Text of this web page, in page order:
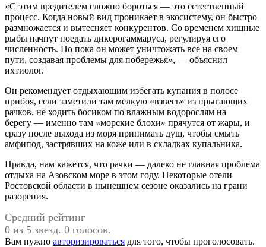
«С этим вредителем сложно бороться — это естественный
процесс. Когда новый вид проникает в экосистему, он быстро
размножается и вытесняет конкурентов. Со временем хищные
рыбы начнут поедать дикерогаммаруса, регулируя его
численность. Но пока он может уничтожать все на своем
пути, создавая проблемы для побережья», — объяснил
ихтиолог.
Он рекомендует отдыхающим избегать купания в полосе
прибоя, если заметили там мелкую «взвесь» из прыгающих
рачков, не ходить босиком по влажным водорослям на
берегу — именно там «морские блохи» прячутся от жары, и
сразу после выхода из моря принимать душ, чтобы смыть
амфипод, застрявших на коже или в складках купальника.
Правда, нам кажется, что рачки — далеко не главная проблема
отдыха на Азовском море в этом году. Некоторые отели
Ростовской области в нынешнем сезоне оказались на грани
разорения.
Средний рейтинг
0 из 5 звезд. 0 голосов.
Вам нужно авторизироваться для того, чтобы проголосовать.